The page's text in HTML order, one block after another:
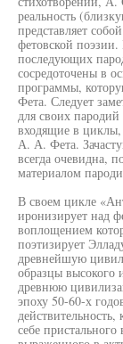
реальность
представляет
фетовской
последующих
сосредоточены в
программы,
Фета. Следует
для своих пародий
входящие в циклы,
А. А. Фета.
всегда очевидна,
материалом
В своем цикле
иронизирует над
воплощением
поэтизирует
древнейшую
образцы высокого
древнюю
эпоху 50-60-х
себе